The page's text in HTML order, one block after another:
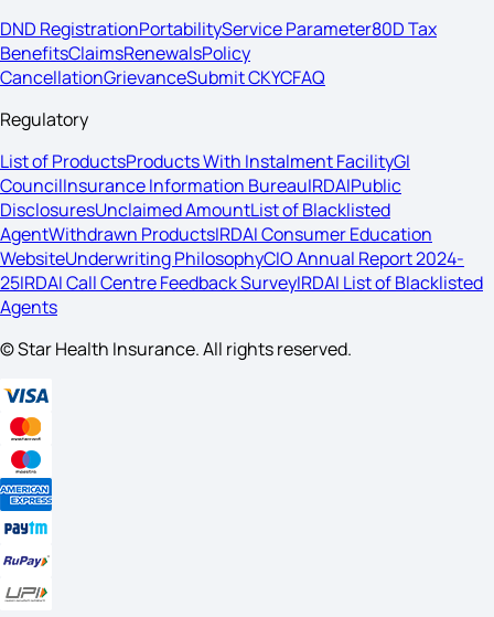
DND RegistrationPortabilityService Parameter80D Tax
BenefitsClaimsRenewalsPolicy
CancellationGrievanceSubmit CKYCFAQ
Regulatory
List of ProductsProducts With Instalment FacilityGI
CouncilInsurance Information BureauIRDAIPublic
DisclosuresUnclaimed AmountList of Blacklisted
AgentWithdrawn ProductsIRDAI Consumer Education
WebsiteUnderwriting PhilosophyCIO Annual Report 2024-
25IRDAI Call Centre Feedback SurveyIRDAI List of Blacklisted
Agents
© Star Health Insurance. All rights reserved.